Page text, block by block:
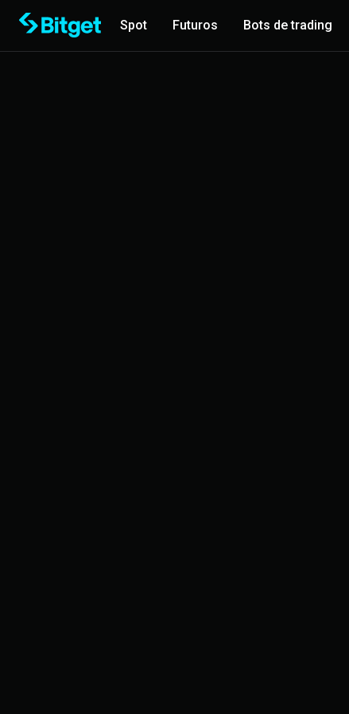
Spot Futuros Bots de trading